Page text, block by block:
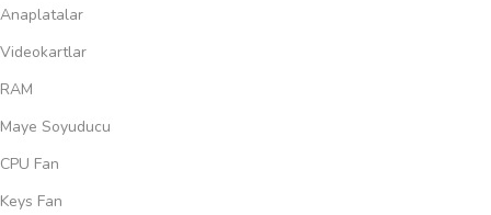
Anaplatalar
Videokartlar
RAM
Maye Soyuducu
CPU Fan
Keys Fan